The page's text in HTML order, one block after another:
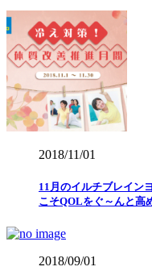
2018/11/01
11月のイルチブレイン
こそQOLをぐ～んと高
2018/09/01